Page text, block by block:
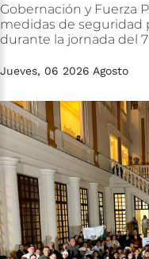
Gobernación y Fuerza
medidas de seguridad
durante la jornada del 7
Jueves, 06 2026 Agosto